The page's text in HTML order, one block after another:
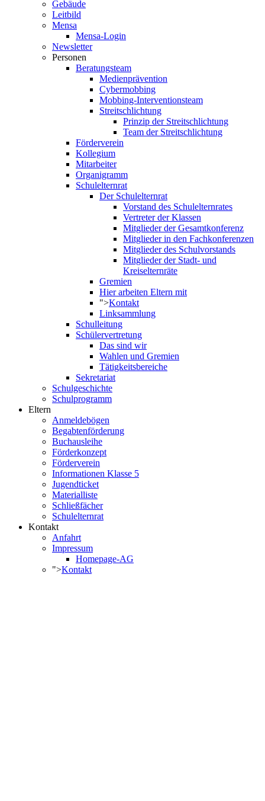
Gebäude
Leitbild
Mensa
Mensa-Login
Newsletter
Personen
Beratungsteam
Medienprävention
Cybermobbing
Mobbing-Interventionsteam
Streitschlichtung
Prinzip der Streitschlichtung
Team der Streitschlichtung
Förderverein
Kollegium
Mitarbeiter
Organigramm
Schulelternrat
Der Schulelternrat
Vorstand des Schulelternrates
Vertreter der Klassen
Mitglieder der Gesamtkonferenz
Mitglieder in den Fachkonferenzen
Mitglieder des Schulvorstands
Mitglieder der Stadt- und
Kreiselternräte
Gremien
Hier arbeiten Eltern mit
">Kontakt
Linksammlung
Schulleitung
Schülervertretung
Das sind wir
Wahlen und Gremien
Tätigkeitsbereiche
Sekretariat
Schulgeschichte
Schulprogramm
Eltern
Anmeldebögen
Begabtenförderung
Buchausleihe
Förderkonzept
Förderverein
Informationen Klasse 5
Jugendticket
Materialliste
Schließfächer
Schulelternrat
Kontakt
Anfahrt
Impressum
Homepage-AG
">Kontakt